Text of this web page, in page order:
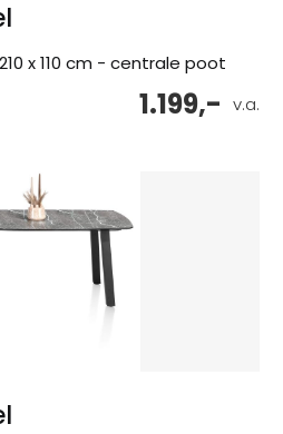
x 110 cm - centrale poot
v.a.
1.199,-